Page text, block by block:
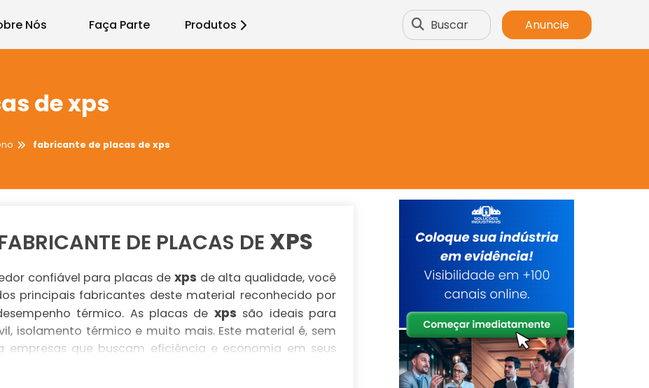
Nós Faça Parte Produtos Buscar Anuncie
de xps
fabricante de placas de xps
DE PLACAS DE XPS
confiável para placas de xps de alta qualidade, você
principais fabricantes deste material reconhecido por
térmico. As placas de xps são ideais para
isolamento térmico e muito mais. Este material é, sem
empresas que buscam eficiência e economia em seus